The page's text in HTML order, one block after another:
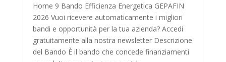
Home 9 Bando Efficienza Energetica GEPAFIN
2026 Vuoi ricevere automaticamente i migliori
bandi e opportunità per la tua azienda? Accedi
gratuitamente alla nostra newsletter Descrizione
del Bando È il bando che concede finanziamenti